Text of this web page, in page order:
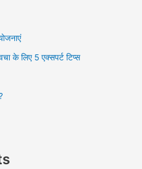
के लिए 5 एक्सपर्ट टिप्स